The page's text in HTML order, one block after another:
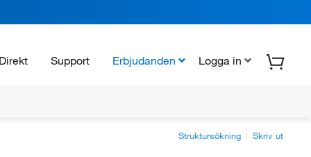
Support Erbjudanden Logga in
Struktursökning Skriv ut